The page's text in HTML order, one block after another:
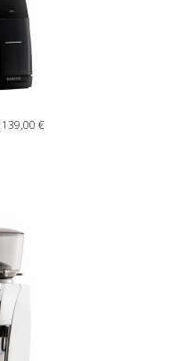
139,00 €